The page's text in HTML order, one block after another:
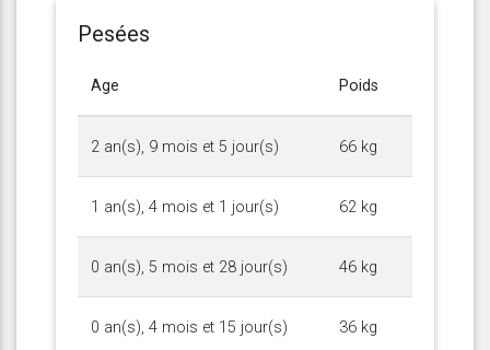
Pesées
Age Poids
2 an(s), 9 mois et 5 jour(s) 66 kg
1 an(s), 4 mois et 1 jour(s) 62 kg
0 an(s), 5 mois et 28 jour(s) 46 kg
0 an(s), 4 mois et 15 jour(s) 36 kg